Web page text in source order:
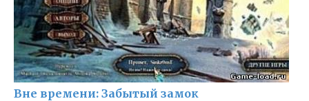
Вне времени: Забытый замок